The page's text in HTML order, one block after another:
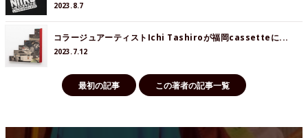
2023.8.7
コラージュアーティストIchi Tashiroが福岡cassetteに...
2023.7.12
最初の記事 この著者の記事一覧